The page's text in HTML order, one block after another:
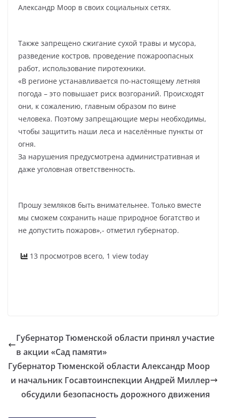
Александр Моор в своих социальных сетях.
Также запрещено сжигание сухой травы и мусора,
разведение костров, проведение пожароопасных
работ, использование пиротехники.
«В регионе устанавливается по-настоящему летняя
погода – это повышает риск возгораний. Происходят
они, к сожалению, главным образом по вине
человека. Поэтому запрещающие меры необходимы,
чтобы защитить наши леса и населённые пункты от
огня.
За нарушения предусмотрена административная и
даже уголовная ответственность.
Прошу земляков быть внимательнее. Только вместе
мы сможем сохранить наше природное богатство и
не допустить пожаров»,- отметил губернатор.
13 просмотров всего, 1 view today
Губернатор Тюменской области принял участие
в акции «Сад памяти»
Губернатор Тюменской области Александр Моор
и начальник Госавтоинспекции Андрей Миллер
обсудили безопасность дорожного движения